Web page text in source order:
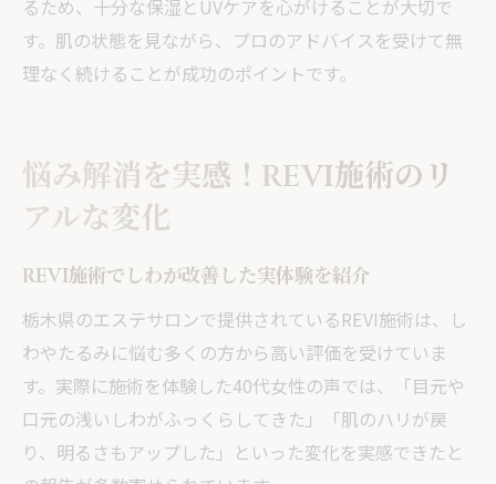
るため、十分な保湿とUVケアを心がけることが大切で
す。肌の状態を見ながら、プロのアドバイスを受けて無
理なく続けることが成功のポイントです。
悩み解消を実感！REVI施術のリ
アルな変化
REVI施術でしわが改善した実体験を紹介
栃木県のエステサロンで提供されているREVI施術は、し
わやたるみに悩む多くの方から高い評価を受けていま
す。実際に施術を体験した40代女性の声では、「目元や
口元の浅いしわがふっくらしてきた」「肌のハリが戻
り、明るさもアップした」といった変化を実感できたと